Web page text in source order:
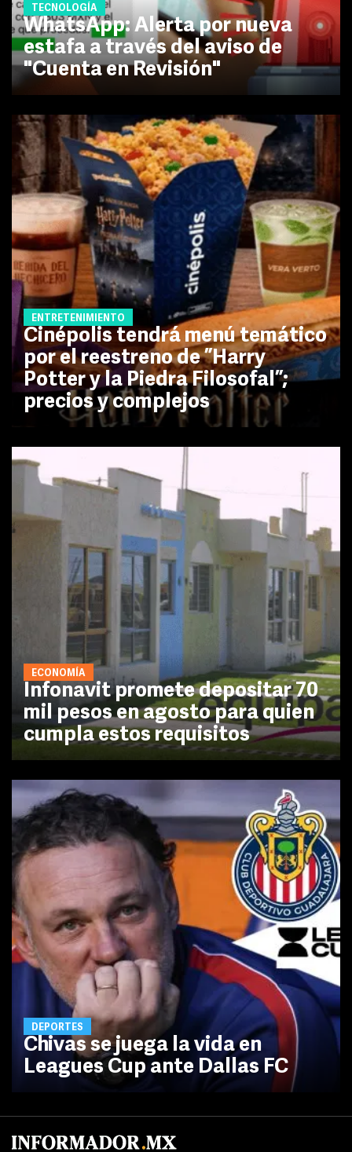
TECNOLOGÍA
WhatsApp: Alerta por nueva
estafa a través del aviso de
"Cuenta en Revisión"
ENTRETENIMIENTO
Cinépolis tendrá menú temático
por el reestreno de ”Harry
Potter y la Piedra Filosofal”;
precios y complejos
ECONOMÍA
Infonavit promete depositar 70
mil pesos en agosto para quien
cumpla estos requisitos
DEPORTES
Chivas se juega la vida en
Leagues Cup ante Dallas FC